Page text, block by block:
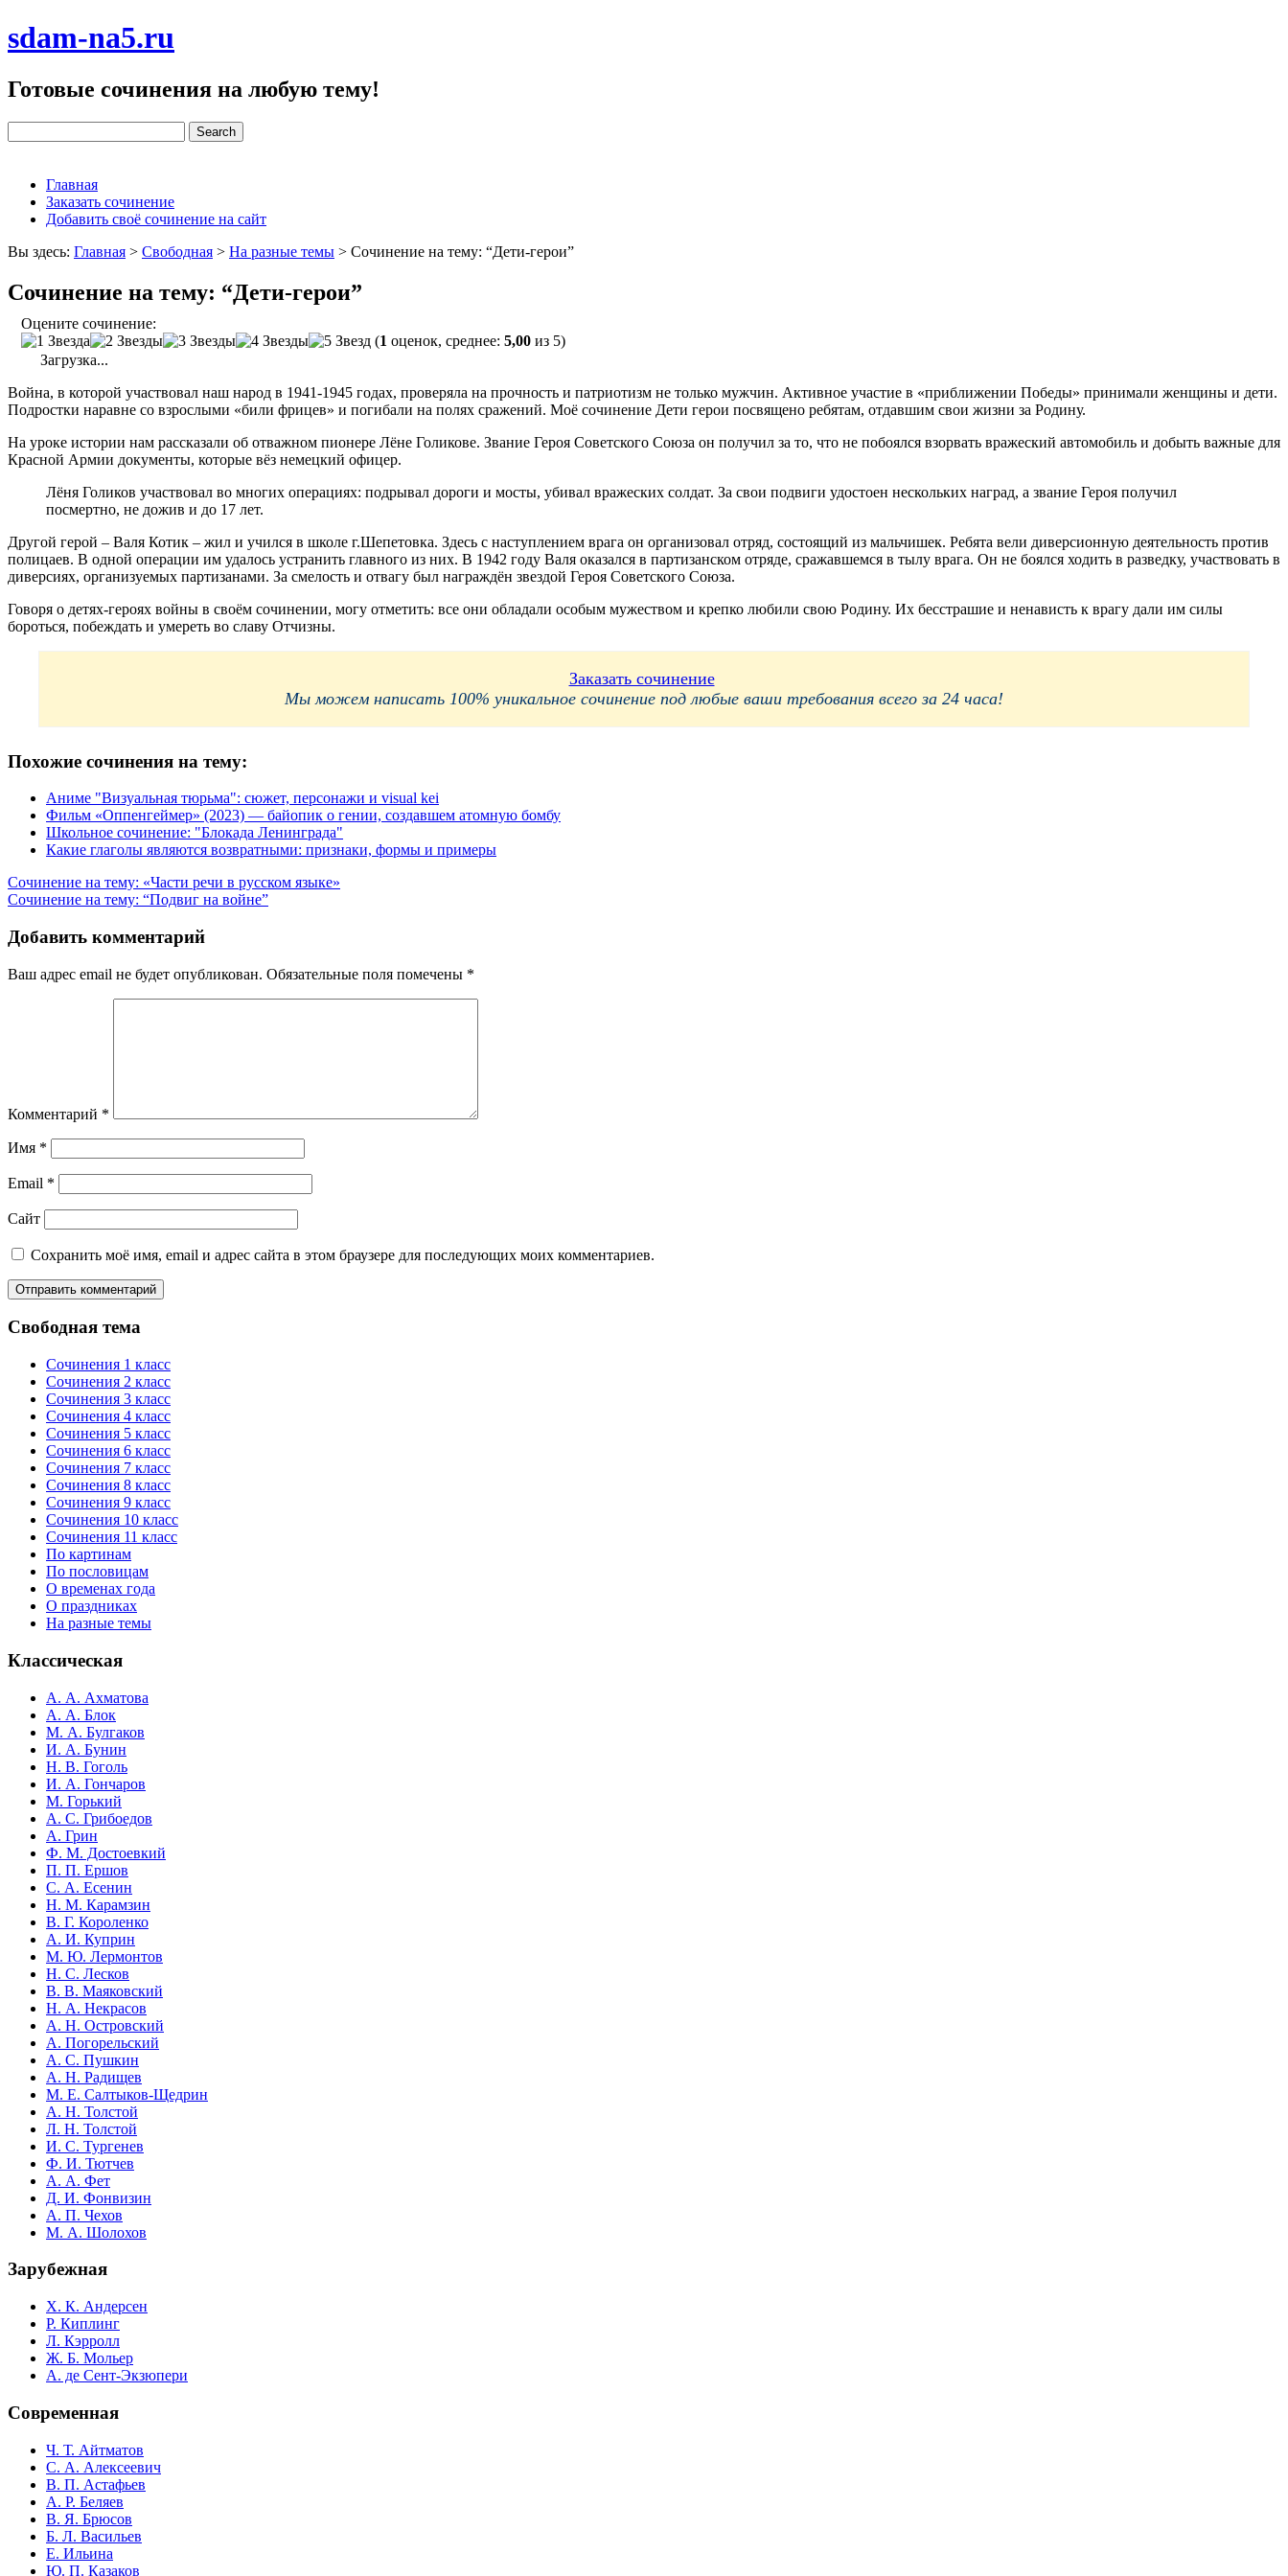
sdam-na5.ru
Готовые сочинения на любую тему!
Главная
Заказать сочинение
Добавить своё сочинение на сайт
Вы здесь: Главная > Свободная > На разные темы > Сочинение на тему: “Дети-герои”
Сочинение на тему: “Дети-герои”
Оцените сочинение:
(1 оценок, среднее: 5,00 из 5)
Загрузка...
Война, в которой участвовал наш народ в 1941-1945 годах, проверяла на прочность и патриотизм не только мужчин. Активное участие в «приближении Победы» принимали женщины и дети.
Подростки наравне со взрослыми «били фрицев» и погибали на полях сражений. Моё сочинение Дети герои посвящено ребятам, отдавшим свои жизни за Родину.
На уроке истории нам рассказали об отважном пионере Лёне Голикове. Звание Героя Советского Союза он получил за то, что не побоялся взорвать вражеский автомобиль и добыть важные для
Красной Армии документы, которые вёз немецкий офицер.
Лёня Голиков участвовал во многих операциях: подрывал дороги и мосты, убивал вражеских солдат. За свои подвиги удостоен нескольких наград, а звание Героя получил
посмертно, не дожив и до 17 лет.
Другой герой – Валя Котик – жил и учился в школе г.Шепетовка. Здесь с наступлением врага он организовал отряд, состоящий из мальчишек. Ребята вели диверсионную деятельность против
полицаев. В одной операции им удалось устранить главного из них. В 1942 году Валя оказался в партизанском отряде, сражавшемся в тылу врага. Он не боялся ходить в разведку, участвовать в
диверсиях, организуемых партизанами. За смелость и отвагу был награждён звездой Героя Советского Союза.
Говоря о детях-героях войны в своём сочинении, могу отметить: все они обладали особым мужеством и крепко любили свою Родину. Их бесстрашие и ненависть к врагу дали им силы
бороться, побеждать и умереть во славу Отчизны.
Заказать сочинение
Мы можем написать 100% уникальное сочинение под любые ваши требования всего за 24 часа!
Похожие сочинения на тему:
Аниме "Визуальная тюрьма": сюжет, персонажи и visual kei
Фильм «Оппенгеймер» (2023) — байопик о гении, создавшем атомную бомбу
Школьное сочинение: "Блокада Ленинграда"
Какие глаголы являются возвратными: признаки, формы и примеры
Навигация
по
записям
Сочинение на тему: «Части речи в русском языке»
Сочинение на тему: “Подвиг на войне”
Добавить комментарий
Ваш адрес email не будет опубликован. Обязательные поля помечены *
Комментарий *
Имя *
Email *
Сайт
Сохранить моё имя, email и адрес сайта в этом браузере для последующих моих комментариев.
Свободная тема
Сочинения 1 класс
Сочинения 2 класс
Сочинения 3 класс
Сочинения 4 класс
Сочинения 5 класс
Сочинения 6 класс
Сочинения 7 класс
Сочинения 8 класс
Сочинения 9 класс
Сочинения 10 класс
Сочинения 11 класс
По картинам
По пословицам
О временах года
О праздниках
На разные темы
Классическая
А. А. Ахматова
А. А. Блок
М. А. Булгаков
И. А. Бунин
Н. В. Гоголь
И. А. Гончаров
М. Горький
А. С. Грибоедов
А. Грин
Ф. М. Достоевкий
П. П. Ершов
С. А. Есенин
Н. М. Карамзин
В. Г. Короленко
А. И. Куприн
М. Ю. Лермонтов
Н. С. Лесков
В. В. Маяковский
Н. А. Некрасов
А. Н. Островский
А. Погорельский
А. С. Пушкин
А. Н. Радищев
М. Е. Салтыков-Щедрин
А. Н. Толстой
Л. Н. Толстой
И. С. Тургенев
Ф. И. Тютчев
А. А. Фет
Д. И. Фонвизин
А. П. Чехов
М. А. Шолохов
Зарубежная
Х. К. Андерсен
Р. Киплинг
Л. Кэрролл
Ж. Б. Мольер
А. де Сент-Экзюпери
Современная
Ч. Т. Айтматов
С. А. Алексеевич
В. П. Астафьев
А. Р. Беляев
В. Я. Брюсов
Б. Л. Васильев
Е. Ильина
Ю. П. Казаков